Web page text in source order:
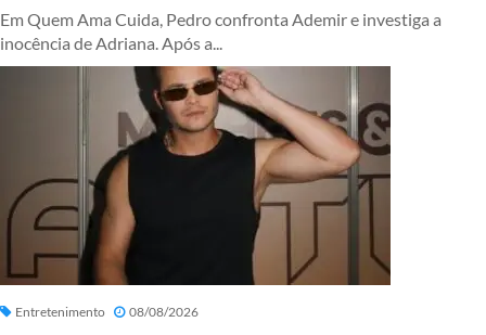
Em Quem Ama Cuida, Pedro confronta Ademir e investiga a
inocência de Adriana. Após a...
Entretenimento 08/08/2026